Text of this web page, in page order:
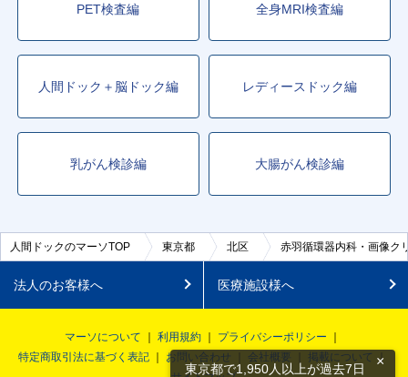
PET検査編 全身MRI検査編
人間ドック＋脳ドック編 レディースドック編
乳がん検診編 大腸がん検診編
人間ドックのマーソTOP 東京都 北区 赤羽循環器内科・画像ク
法人のお客様へ 医療施設様へ
マーソについて 利用規約
プライバシーポリシー
特定商取引法に基づく表記
お問い合わせ 会社概要
掲載について
東京都で1,950人以上が過去7日 ×